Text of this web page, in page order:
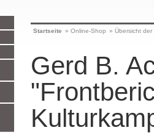
Startseite » Online-Shop » Übersicht
Gerd B.